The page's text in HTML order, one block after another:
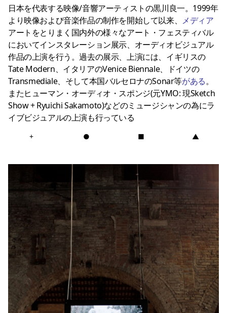
日本を代表する映像/音響アーティストの黒川良一。1999年
より映像および音楽作品の制作を開始して以来、 メディア
アートをとりまく国内外の様々なアート・フェスティバル
においてインスタレーション展示、オーディオビジュアル
作品の上演を行う。過去の展示、上演には、イギリスの
Tate Modern、イタリアのVenice Biennale、ドイツの
Transmediale、そして本国バルセロナのSonar等がある。
またヒューマン・オーディオ・スポンジ(元YMO: 現Sketch
Show + Ryuichi Sakamoto)などのミュージシャンの為にラ
イブビジュアルの上演も行っている
+ ● ■ ▲